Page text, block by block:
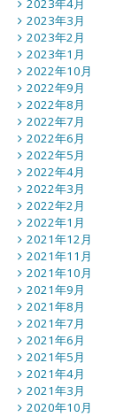
2023年4月
2023年3月
2023年2月
2023年1月
2022年10月
2022年9月
2022年8月
2022年7月
2022年6月
2022年5月
2022年4月
2022年3月
2022年2月
2022年1月
2021年12月
2021年11月
2021年10月
2021年9月
2021年8月
2021年7月
2021年6月
2021年5月
2021年4月
2021年3月
2020年10月